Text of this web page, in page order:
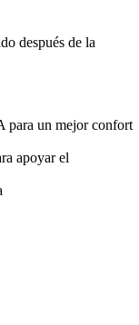
después de la
para un mejor confort
apoyar el